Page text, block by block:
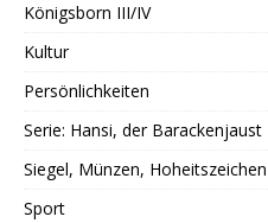
Königsborn III/IV
Kultur
Persönlichkeiten
Serie: Hansi, der Barackenjaust
Siegel, Münzen, Hoheitszeichen
Sport